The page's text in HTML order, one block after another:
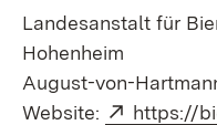
Landesanstalt für
Hohenheim
August-von-
Website:
Extern:
https://